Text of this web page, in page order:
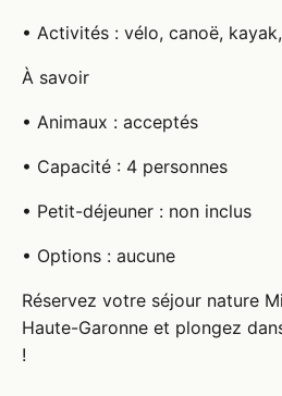
• Activités : vélo, canoë,
À savoir
• Animaux : acceptés
• Capacité : 4 personnes
• Petit-déjeuner : non inclus
• Options : aucune
Réservez votre séjour nature
Haute-Garonne et plongez
!